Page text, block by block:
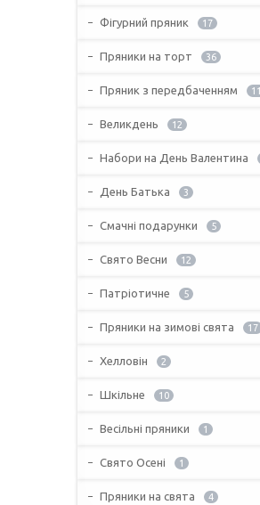
Фігурний пряник 17
Пряники на торт 36
Пряник з передбаченням 11
Великдень 12
Набори на День Валентина
День Батька 3
Смачні подарунки 5
Свято Весни 12
Патріотичне 5
Пряники на зимові свята 17
Хелловін 2
Шкільне 10
Весільні пряники 1
Свято Осені 1
Пряники на свята 4